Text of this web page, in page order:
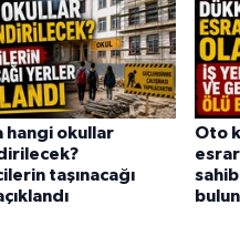
hangi okullar
taşınacağı
Oto